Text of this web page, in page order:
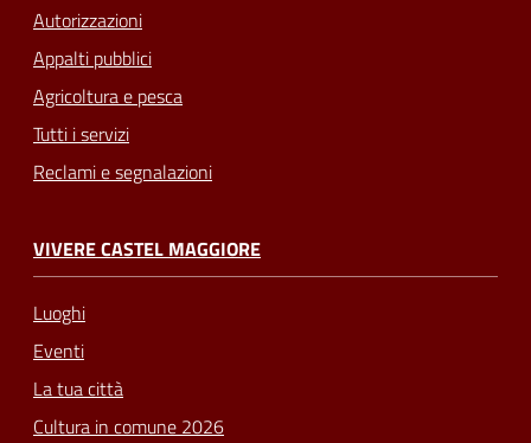
Autorizzazioni
Appalti pubblici
Agricoltura e pesca
Tutti i servizi
Reclami e segnalazioni
VIVERE CASTEL MAGGIORE
Luoghi
Eventi
La tua città
Cultura in comune 2026